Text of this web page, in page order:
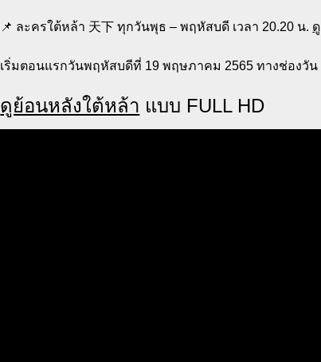
📌 ละครใต้หล้า 天下 ทุกวันพุธ – พฤหัสบดี เวลา 20.20 น.
เริ่มตอนแรกวันพฤหัสบดีที่ 19 พฤษภาคม 2565 ทางช่องวัน
ดูย้อนหลังใต้หล้า แบบ FULL HD